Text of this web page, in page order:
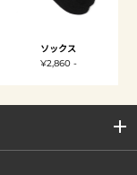
ソックス
¥2,860 -